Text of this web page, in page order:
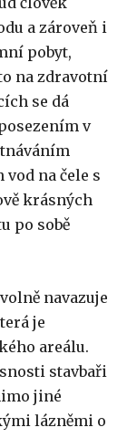
a zároveň i
pobyt,
na zdravotní
se dá
v
na čele s
krásných
po sobě
navazuje
je
areálu.
stavbaři
jiné
lázněmi o